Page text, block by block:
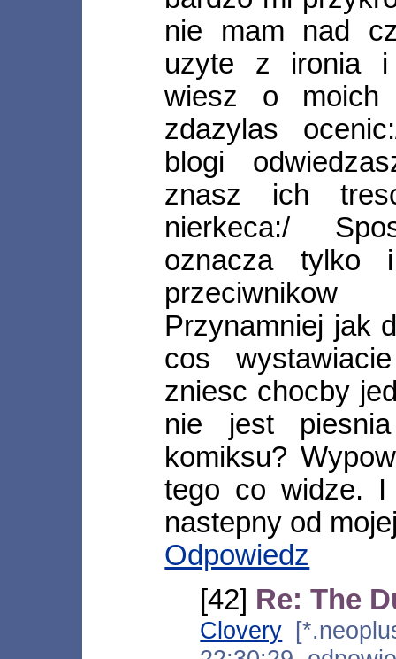
nie mam nad
uzyte z ironia i
wiesz o moich
zdazylas
blogi
znasz ich
nierkeca:/
oznacza tylko
Przynamniej jak
cos
zniesc chocby
nie jest
komiksu?
tego co widze.
nastepny od
Odpowiedz
[42] Re: The
Clovery